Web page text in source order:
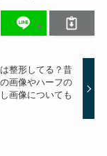
整形してる？昔
画像やハーフの
画像についても